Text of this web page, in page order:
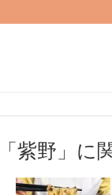
紫野」に